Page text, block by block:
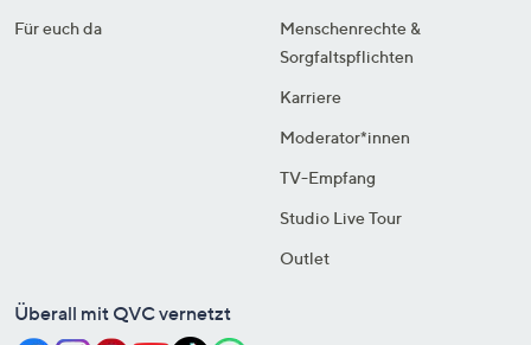
Für euch da
Menschenrechte &
Sorgfaltspflichten
Karriere
Moderator*innen
TV-Empfang
Studio Live Tour
Outlet
Überall mit QVC vernetzt